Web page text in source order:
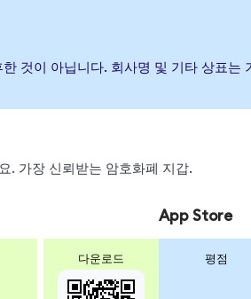
것이 아닙니다. 회사명 및 기타 상표는
. 가장 신뢰받는 암호화폐 지갑.
다운로드
App Store
평점